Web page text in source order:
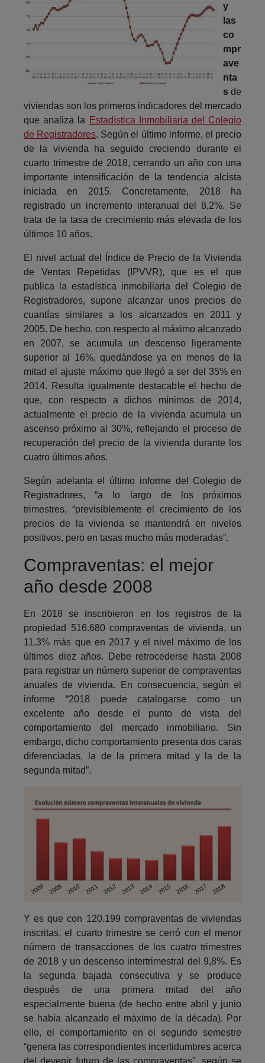
y
las
co
mpr
ave
nta
s de
viviendas son los primeros indicadores del mercado
que analiza la
Estadística Inmobiliaria del Colegio
de Registradores. Según el último informe, el precio
de la vivienda ha seguido creciendo durante el
cuarto trimestre de 2018, cerrando un año con una
importante intensificación de la tendencia alcista
iniciada en 2015. Concretamente, 2018 ha
registrado un incremento interanual del 8,2%. Se
trata de la tasa de crecimiento más elevada de los
últimos 10 años.
El nivel actual del Índice de Precio de la Vivienda
de Ventas Repetidas (IPVVR), que es el que
publica la estadística inmobiliaria del Colegio de
Registradores, supone alcanzar unos precios de
cuantías similares a los alcanzados en 2011 y
2005. De hecho, con respecto al máximo alcanzado
en 2007, se acumula un descenso ligeramente
superior al 16%, quedándose ya en menos de la
mitad el ajuste máximo que llegó a ser del 35% en
2014. Resulta igualmente destacable el hecho de
que, con respecto a dichos mínimos de 2014,
actualmente el precio de la vivienda acumula un
ascenso próximo al 30%, reflejando el proceso de
recuperación del precio de la vivienda durante los
cuatro últimos años.
Según adelanta el último informe del Colegio de
Registradores, “a lo largo de los próximos
trimestres, “previsiblemente el crecimiento de los
precios de la vivienda se mantendrá en niveles
positivos, pero en tasas mucho más moderadas”.
Compraventas: el mejor
año desde 2008
En 2018 se inscribieron en los registros de la
propiedad 516.680 compraventas de vivienda, un
11,3% más que en 2017 y el nivel máximo de los
últimos diez años. Debe retrocederse hasta 2008
para registrar un número superior de compraventas
anuales de vivienda. En consecuencia, según el
informe “2018 puede catalogarse como un
excelente año desde el punto de vista del
comportamiento del mercado inmobiliario. Sin
embargo, dicho comportamiento presenta dos caras
diferenciadas, la de la primera mitad y la de la
segunda mitad”.
Y es que con 120.199 compraventas de viviendas
inscritas, el cuarto trimestre se cerró con el menor
número de transacciones de los cuatro trimestres
de 2018 y un descenso intertrimestral del 9,8%. Es
la segunda bajada consecutiva y se produce
después de una primera mitad del año
especialmente buena (de hecho entre abril y junio
se había alcanzado el máximo de la década). Por
ello, el comportamiento en el segundo semestre
“genera las correspondientes incertidumbres acerca